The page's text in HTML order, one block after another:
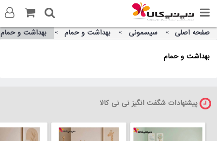
صفحه اصلی سیسمونی بهداشت و حمام بهداشت و حمام
بهداشت و حمام
پیشنهادات شگفت انگیز نی نی کالا